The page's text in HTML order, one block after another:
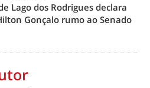
Lago dos Rodrigues declara
Gonçalo rumo ao Senado